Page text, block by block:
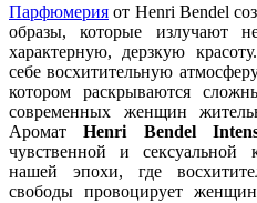
Парфюмерия от Henri Bendel
образы, которые излучают
характерную, дерзкую
себе восхитительную
котором раскрываются
современных женщин
АроматHenri Bendel
чувственной и сексуальной
нашей эпохи, где
свободы провоцирует